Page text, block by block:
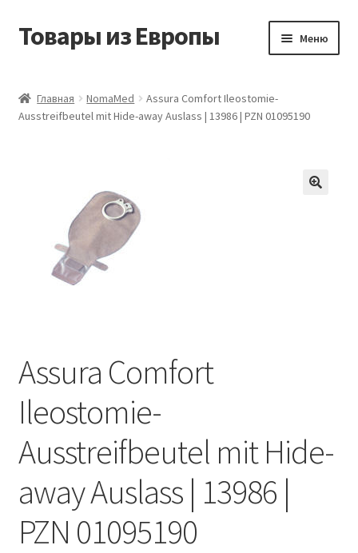
Перейти
Перейти
Товары из Европы Меню
Виды доставки
Корзина
Мой аккаунт
Оформление заказа
Подтверждение заказа
Скидки
Сотрудничество
Главная NomaMed
Assura Comfort Ileostomie-
Ausstreifbeutel mit Hide-away Auslass | 13986 | PZN 01095190
Assura Comfort
Ileostomie-
Ausstreifbeutel mit Hide-
away Auslass | 13986 |
PZN 01095190